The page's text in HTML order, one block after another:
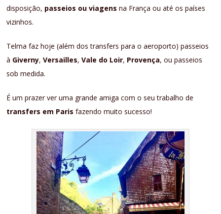
disposição, passeios ou viagens na França ou até os países
vizinhos.
Telma faz hoje (além dos transfers para o aeroporto) passeios
à Giverny,Versailles,Vale do Loir, Provença, ou passeios
sob medida.
É um prazer ver uma grande amiga com o seu trabalho de
transfers em Parisfazendo muito sucesso!